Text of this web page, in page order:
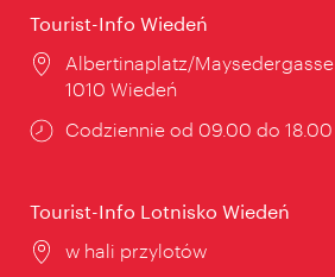
Tourist-Info Wiedeń
Miejsce:
Albertinaplatz/Maysedergasse
1010 Wiedeń
Godziny
Codziennie od 09.00 do 18.00
Tourist-Info Lotnisko Wiedeń
Miejsce:
w hali przylotów